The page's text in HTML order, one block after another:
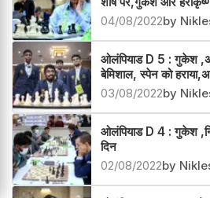
ओलंपियाड D6 : हम्पी लय में
शीर्ष पर,गुकेश और
04/08/2022by
ओलंपियाड D 5 : गुकेश
बेमिशाल, स्पेन को
03/08/2022by
ओलंपियाड D 4 : गुकेश
दिन